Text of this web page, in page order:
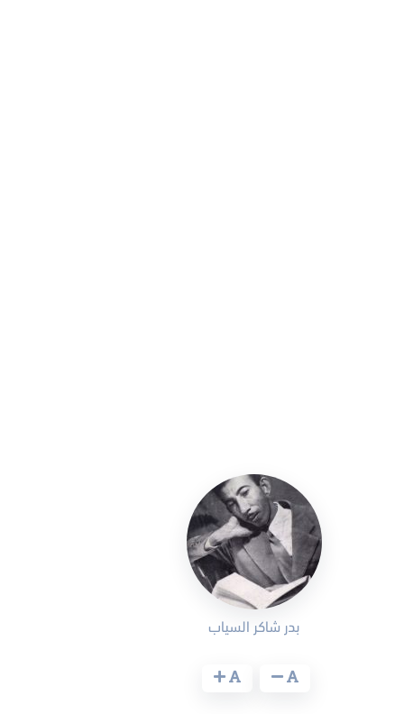
بدر شاكر السياب